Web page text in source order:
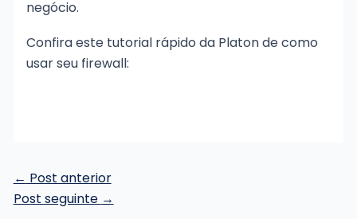
negócio.
Confira este tutorial rápido da Platon de como
usar seu firewall:
Post
navigation
← Post anterior
Post seguinte →